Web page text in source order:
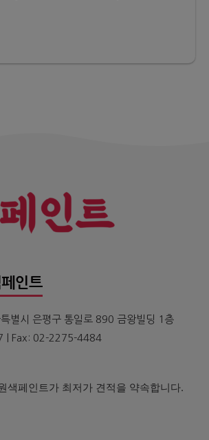
인트
별시 은평구 통일로 890 금왕빌딩 1층
| Fax: 02-2275-4484
색페인트가 최저가 견적을 약속합니다.